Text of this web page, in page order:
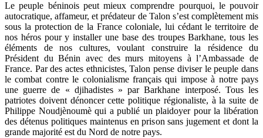
Le peuple béninois peut mieux comprendre pourquoi, le pouvoir
autocratique, affameur, et prédateur de Talon s’est complètement mis
sous la protection de la France coloniale, lui cédant le territoire de
nos héros pour y installer une base des troupes Barkhane, tous les
éléments de nos cultures, voulant construire la résidence du
Président du Bénin avec des murs mitoyens à l’Ambassade de
France. Par des actes ethnicistes, Talon pense diviser le peuple dans
le combat contre le colonialisme français qui impose à notre pays
une guerre de « djihadistes » par Barkhane interposé. Tous les
patriotes doivent dénoncer cette politique régionaliste, à la suite de
Philippe Noudjènoumè qui a publié un plaidoyer pour la libération
des détenus politiques maintenus en prison sans jugement et dont la
grande majorité est du Nord de notre pays.